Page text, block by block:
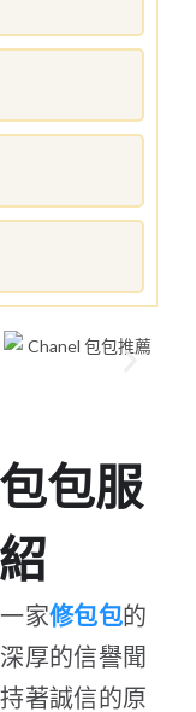
包服
家修包包的
厚的信譽聞
著誠信的原